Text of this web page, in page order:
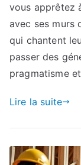
vous apprêtez
avec ses murs
qui chantent
passer des
pragmatisme
Lire la suite